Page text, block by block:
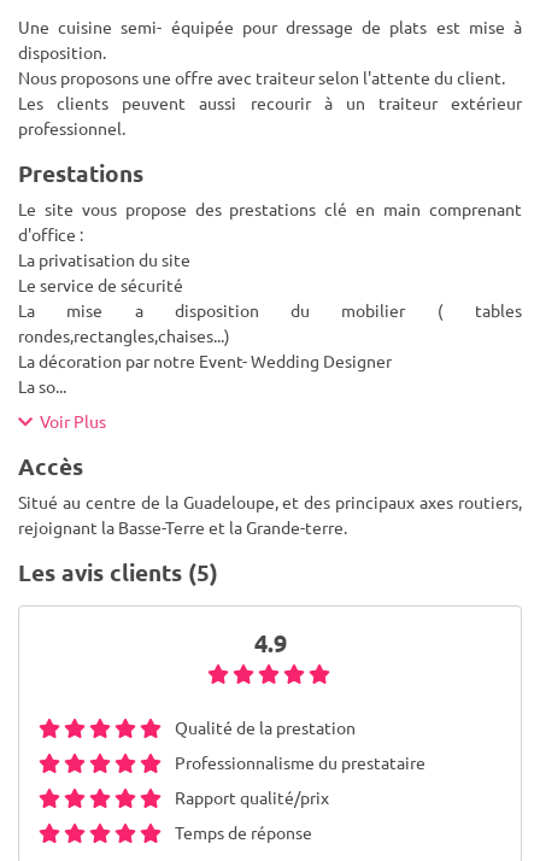
Une cuisine semi- équipée pour dressage de plats est mise à
disposition.
Nous proposons une offre avec traiteur selon l'attente du client.
Les clients peuvent aussi recourir à un traiteur extérieur
professionnel.
Prestations
Le site vous propose des prestations clé en main comprenant
d'office :
La privatisation du site
Le service de sécurité
La mise a disposition du mobilier ( tables
rondes,rectangles,chaises...)
La décoration par notre Event- Wedding Designer
La so...
Voir Plus
Accès
Situé au centre de la Guadeloupe, et des principaux axes routiers,
rejoignant la Basse-Terre et la Grande-terre.
Les avis clients (5)
4.9
Qualité de la prestation
Professionnalisme du prestataire
Rapport qualité/prix
Temps de réponse